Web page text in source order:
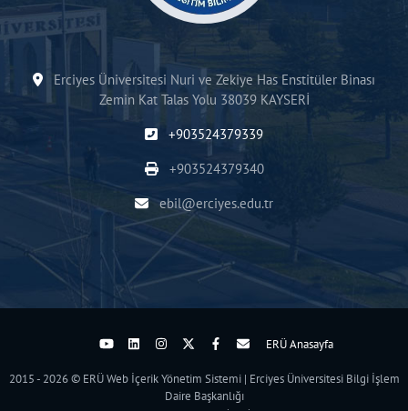
Erciyes Üniversitesi Nuri ve Zekiye Has Enstitüler Binası
Zemin Kat Talas Yolu 38039 KAYSERİ
+903524379339
+903524379340
ebil@erciyes.edu.tr
ERÜ Anasayfa
2015 - 2026 © ERÜ Web İçerik Yönetim Sistemi | Erciyes Üniversitesi Bilgi İşlem
Daire Başkanlığı